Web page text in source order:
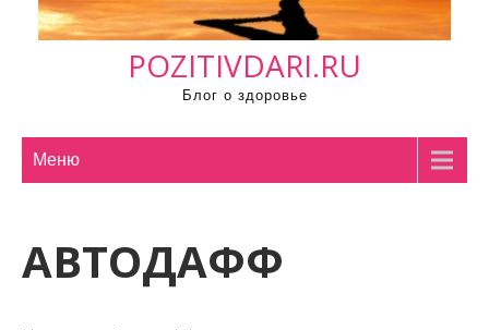
POZITIVDARI.RU
Блог о здоровье
Меню
АВТОДАФФ